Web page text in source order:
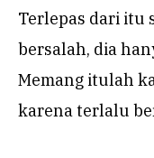
Terlepas dari itu
bersalah, dia
Memang itulah
karena terlalu